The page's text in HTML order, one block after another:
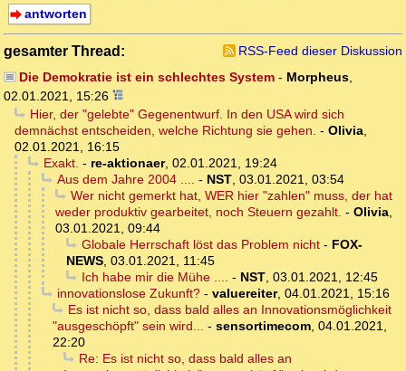
antworten
gesamter Thread:
RSS-Feed dieser Diskussion
Die Demokratie ist ein schlechtes System- Morpheus,
02.01.2021, 15:26
Hier, der "gelebte" Gegenentwurf. In den USA wird sich
demnächst entscheiden, welche Richtung sie gehen. - Olivia,
02.01.2021, 16:15
Exakt. - re-aktionaer, 02.01.2021, 19:24
Aus dem Jahre 2004 .... - NST, 03.01.2021, 03:54
Wer nicht gemerkt hat, WER hier "zahlen" muss, der hat
weder produktiv gearbeitet, noch Steuern gezahlt. - Olivia,
03.01.2021, 09:44
Globale Herrschaft löst das Problem nicht- FOX-
NEWS, 03.01.2021, 11:45
Ich habe mir die Mühe .... - NST, 03.01.2021, 12:45
innovationslose Zukunft?- valuereiter, 04.01.2021, 15:16
Es ist nicht so, dass bald alles an Innovationsmöglichkeit
"ausgeschöpft" sein wird... - sensortimecom, 04.01.2021,
22:20
Re: Es ist nicht so, dass bald alles an